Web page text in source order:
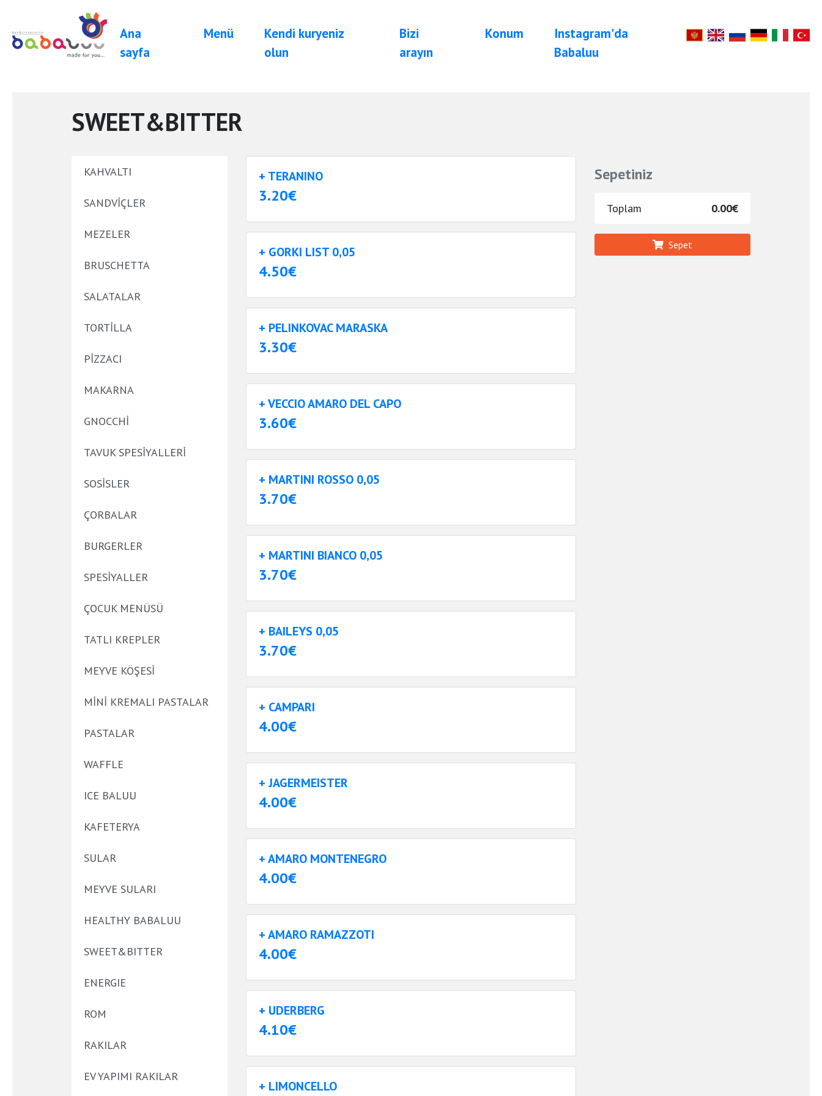
Ana
sayfa
Menü
Kendi kuryeniz
olun
Bizi
arayın
Konum
Instagram'da
Babaluu
SWEET&BITTER
KAHVALTI
SANDVIÇLER
MEZELER
BRUSCHETTA
SALATALAR
TORTILLA
PIZZACI
MAKARNA
GNOCCHI
TAVUK SPESIYALLERI
SOSISLER
ÇORBALAR
BURGERLER
SPESIYALLER
ÇOCUK MENÜSÜ
TATLI KREPLER
MEYVE KÖŞESI
MINI KREMALI PASTALAR
PASTALAR
WAFFLE
ICE BALUU
KAFETERYA
SULAR
MEYVE SULARI
HEALTHY BABALUU
SWEET&BITTER
ENERGIE
ROM
RAKILAR
EV YAPIMI RAKILAR
Sepetiniz
Toplam 0.00€
Sepet
+ TERANINO
3.20€
+ GORKI LIST 0,05
4.50€
+ PELINKOVAC MARASKA
3.30€
+ VECCIO AMARO DEL CAPO
3.60€
+ MARTINI ROSSO 0,05
3.70€
+ MARTINI BIANCO 0,05
3.70€
+ BAILEYS 0,05
3.70€
+ CAMPARI
4.00€
+ JAGERMEISTER
4.00€
+ AMARO MONTENEGRO
4.00€
+ AMARO RAMAZZOTI
4.00€
+ UDERBERG
4.10€
+ LIMONCELLO